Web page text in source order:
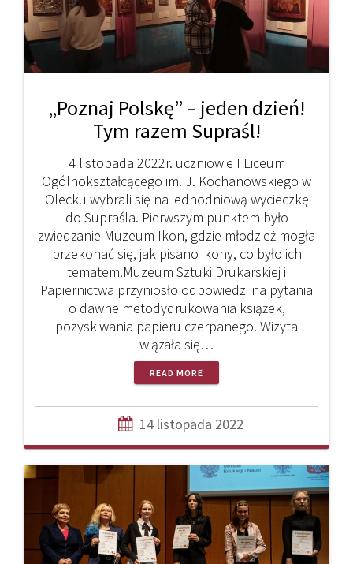
„Poznaj Polskę” – jeden dzień!
Tym razem Supraśl!
4 listopada 2022r. uczniowie I Liceum
Ogólnokształcącego im. J. Kochanowskiego w
Olecku wybrali się na jednodniową wycieczkę
do Supraśla. Pierwszym punktem było
zwiedzanie Muzeum Ikon, gdzie młodzież mogła
przekonać się, jak pisano ikony, co było ich
tematem.Muzeum Sztuki Drukarskiej i
Papiernictwa przyniosło odpowiedzi na pytania
o dawne metodydrukowania książek,
pozyskiwania papieru czerpanego. Wizyta
wiązała się…
READ MORE
14 listopada 2022